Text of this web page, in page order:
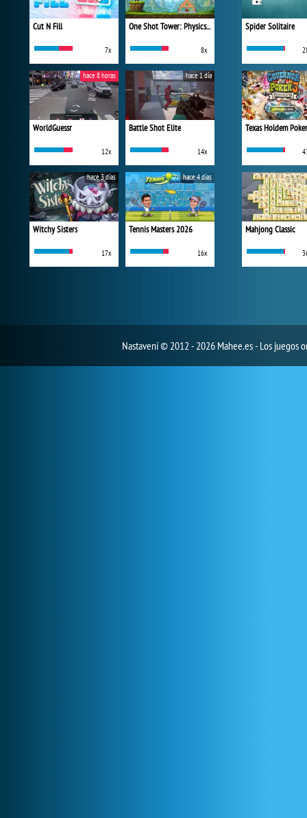
Cut N Fill
7x
One Shot Tower: Physics Destroyer
8x
WorldGuessr
12x
hace 8 horas
Battle Shot Elite
14x
hace 1 día
Witchy Sisters
17x
hace 3 días
Tennis Masters 2026
16x
hace 4 días
Spider Solitaire
Texas Holdem
Mahjong Classic
Nastavení© 2012 - 2026 Mahee.es - Los juegos